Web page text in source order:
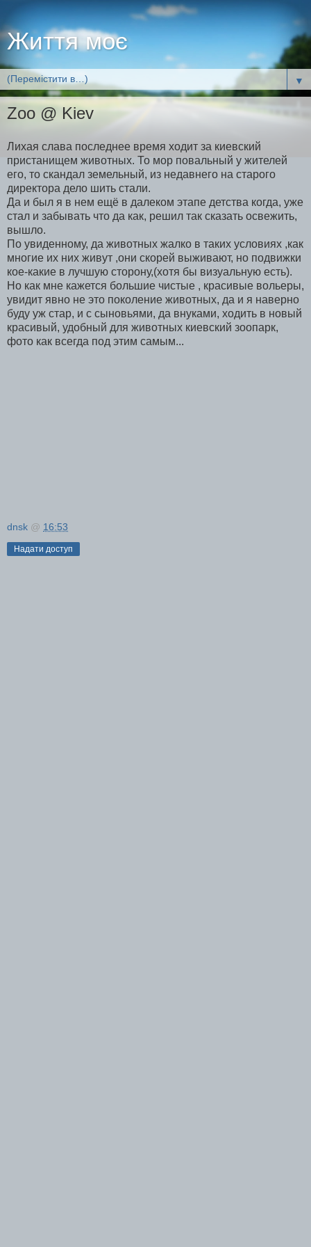
Життя моє
▼
Zoo @ Kiev
Лихая слава последнее время ходит за киевский
пристанищем животных. То мор повальный у жителей
его, то скандал земельный, из недавнего на старого
директора дело шить стали.
Да и был я в нем ещё в далеком этапе детства когда, уже
стал и забывать что да как, решил так сказать освежить,
вышло.
По увиденному, да животных жалко в таких условиях ,как
многие их них живут ,они скорей выживают, но подвижки
кое-какие в лучшую сторону,(хотя бы визуальную есть).
Но как мне кажется большие чистые , красивые вольеры,
увидит явно не это поколение животных, да и я наверно
буду уж стар, и с сыновьями, да внуками, ходить в новый
красивый, удобный для животных киевский зоопарк,
фото как всегда под этим самым...
dnsk @ 16:53
Надати доступ